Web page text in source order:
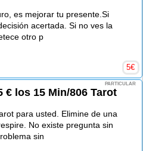
es mejorar tu presente.Si
acertada. Si no ves la
otro p
5€
PARTICULAR
€ los 15 Min/806 Tarot
para usted. Elimine de una
No existe pregunta sin
sin